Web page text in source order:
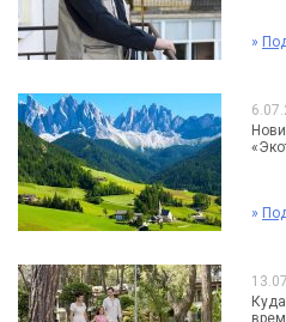
»
»